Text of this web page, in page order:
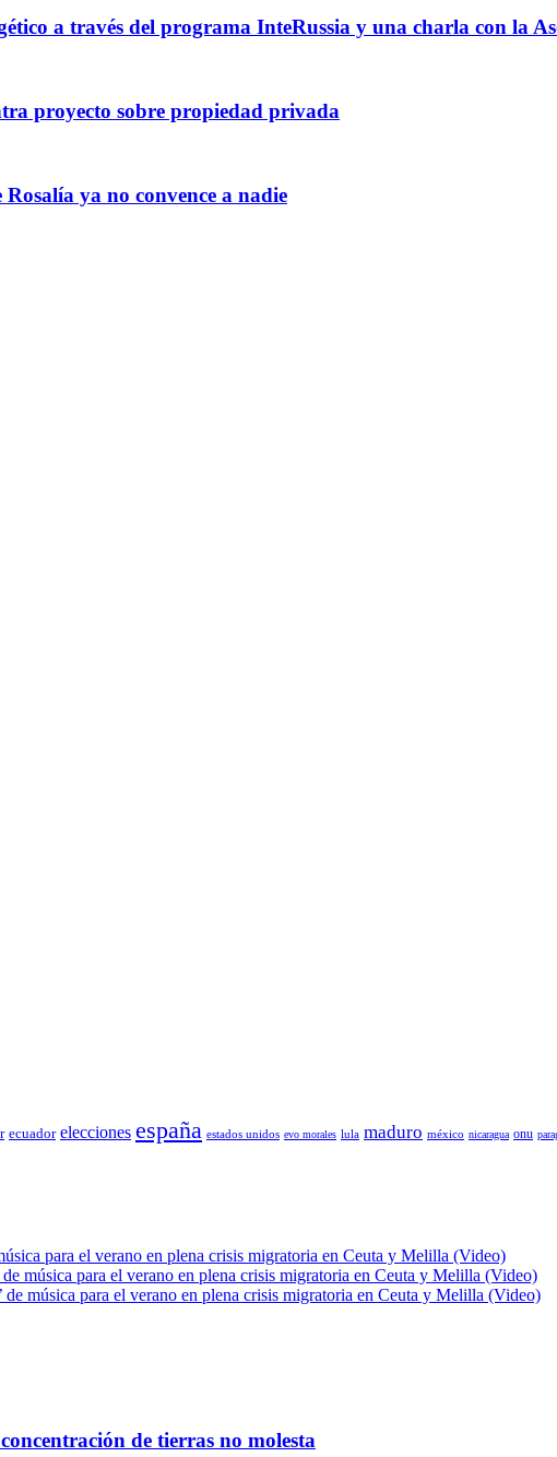
a través del programa InteRussia y una charla con la
proyecto sobre propiedad privada
ya no convence a nadie
ecuador elecciones españa estados unidos evo morales lula maduro méxico nicaragua onu
para el verano en plena crisis migratoria en Ceuta y Melilla (Video)
de música para el verano en plena crisis migratoria en Ceuta y Melilla (Video)
de música para el verano en plena crisis migratoria en Ceuta y Melilla (Video)
de tierras no molesta